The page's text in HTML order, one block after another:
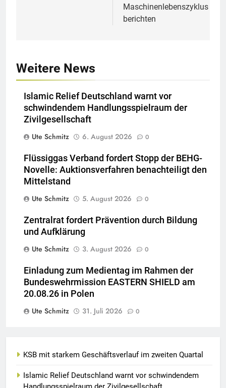
Maschinenlebenszyklus
berichten
Weitere News
Islamic Relief Deutschland warnt vor
schwindendem Handlungsspielraum der
Zivilgesellschaft
Ute Schmitz
6. August 2026 0
Flüssiggas Verband fordert Stopp der BEHG-
Novelle: Auktionsverfahren benachteiligt den
Mittelstand
Ute Schmitz
5. August 2026 0
Zentralrat fordert Prävention durch Bildung
und Aufklärung
Ute Schmitz
3. August 2026 0
Einladung zum Medientag im Rahmen der
Bundeswehrmission EASTERN SHIELD am
20.08.26 in Polen
Ute Schmitz
31. Juli 2026 0
KSB mit starkem Geschäftsverlauf im zweiten Quartal
Islamic Relief Deutschland warnt vor schwindendem